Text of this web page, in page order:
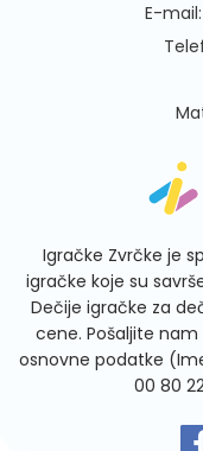
E-mail:
Igračke Zvrčke je
igračke koje su
Dečije igračke za
cene. Pošaljite nam
osnovne podatke
00 80